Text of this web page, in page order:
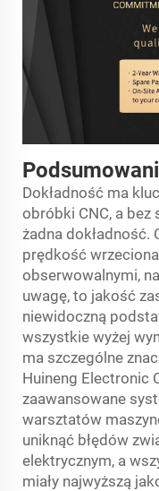
Dokładność ma
obróbki CNC, a
żadna dokładność.
prędkość
obserwowalnymi,
uwagę, to jakość
niewidoczną
wszystkie wyżej
ma szczególne
Huineng Electronic
zaawansowane
warsztatów
uniknąć błędów
elektrycznym, a
miały najwyższą